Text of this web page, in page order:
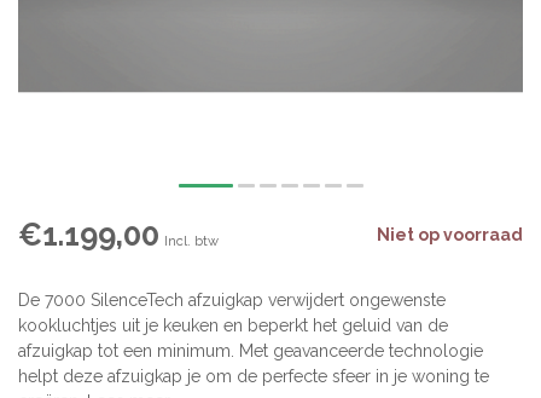
€1.199,00 Incl. btw Niet op voorraad
De 7000 SilenceTech afzuigkap verwijdert ongewenste
kookluchtjes uit je keuken en beperkt het geluid van de
afzuigkap tot een minimum. Met geavanceerde technologie
helpt deze afzuigkap je om de perfecte sfeer in je woning te